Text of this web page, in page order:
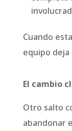
Cuando
equipo deja
El cambio
Otro salto
abandonar